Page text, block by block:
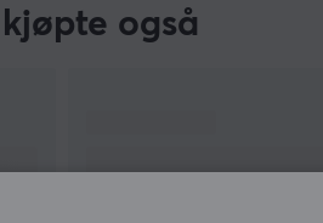
også